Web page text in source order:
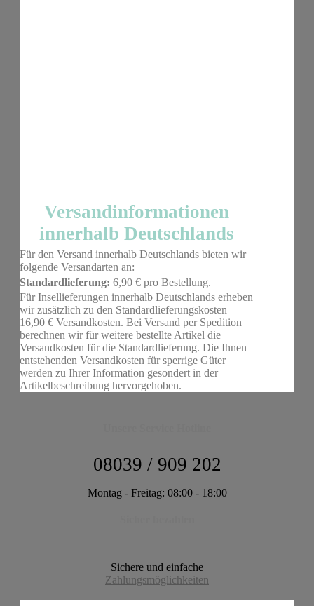
Versandinformationen
innerhalb Deutschlands
Für den Versand innerhalb Deutschlands bieten wir
folgende Versandarten an:
Standardlieferung: 6,90 € pro Bestellung.
Für Insellieferungen innerhalb Deutschlands erheben
wir zusätzlich zu den Standardlieferungskosten
16,90 € Versandkosten. Bei Versand per Spedition
berechnen wir für weitere bestellte Artikel die
Versandkosten für die Standardlieferung. Die Ihnen
entstehenden Versandkosten für sperrige Güter
werden zu Ihrer Information gesondert in der
Artikelbeschreibung hervorgehoben.
08039 / 909 202
Montag - Freitag: 08:00 - 18:00
Sichere und einfache
Zahlungsmöglichkeiten